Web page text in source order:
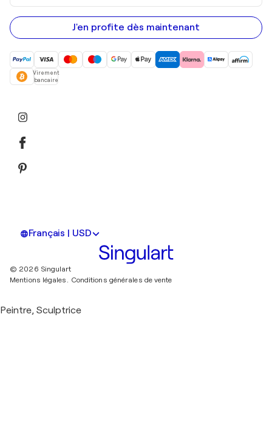
adresse
e-
mail
J'en profite dès maintenant
Virement
bancaire
Français | USD
© 2026 Singulart
Mentions légales. Conditions générales de vente
Peintre, Sculptrice